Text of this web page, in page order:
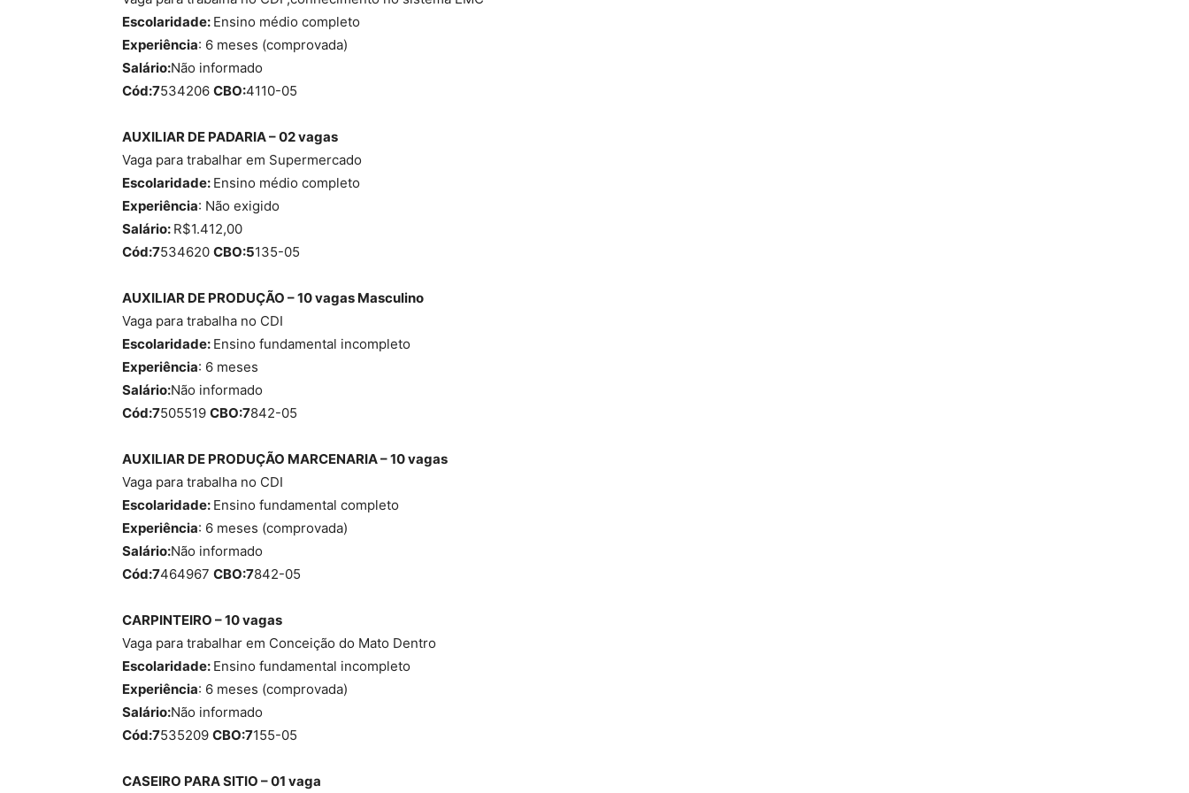
Escolaridade: Ensino médio completo
Experiência: 6 meses (comprovada)
Salário:Não informado
Cód:7534206 CBO:4110-05
AUXILIAR DE PADARIA – 02 vagas
Vaga para trabalhar em Supermercado
Escolaridade: Ensino médio completo
Experiência: Não exigido
Salário: R$1.412,00
Cód:7534620 CBO:5135-05
AUXILIAR DE PRODUÇÃO – 10 vagas Masculino
Vaga para trabalha no CDI
Escolaridade: Ensino fundamental incompleto
Experiência: 6 meses
Salário:Não informado
Cód:7505519 CBO:7842-05
AUXILIAR DE PRODUÇÃO MARCENARIA – 10 vagas
Vaga para trabalha no CDI
Escolaridade: Ensino fundamental completo
Experiência: 6 meses (comprovada)
Salário:Não informado
Cód:7464967 CBO:7842-05
CARPINTEIRO – 10 vagas
Vaga para trabalhar em Conceição do Mato Dentro
Escolaridade: Ensino fundamental incompleto
Experiência: 6 meses (comprovada)
Salário:Não informado
Cód:7535209 CBO:7155-05
CASEIRO PARA SITIO – 01 vaga